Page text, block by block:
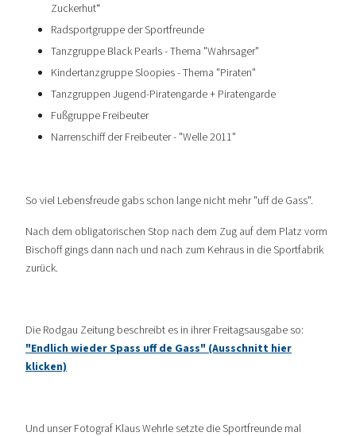
Zuckerhut“
Radsportgruppe der Sportfreunde
Tanzgruppe Black Pearls - Thema "Wahrsager"
Kindertanzgruppe Sloopies - Thema "Piraten"
Tanzgruppen Jugend-Piratengarde + Piratengarde
Fußgruppe Freibeuter
Narrenschiff der Freibeuter - "Welle 2011"
So viel Lebensfreude gabs schon lange nicht mehr "uff de Gass".
Nach dem obligatorischen Stop nach dem Zug auf dem Platz vorm
Bischoff gings dann nach und nach zum Kehraus in die Sportfabrik
zurück.
Die Rodgau Zeitung beschreibt es in ihrer Freitagsausgabe so:
"Endlich wieder Spass uff de Gass" (Ausschnitt hier
klicken)
Und unser Fotograf Klaus Wehrle setzte die Sportfreunde mal